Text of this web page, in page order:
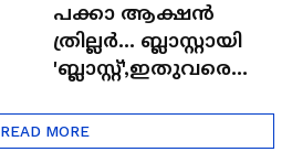
പക്കാ ആക്ഷൻ
ത്രില്ലർ... ബ്ലാസ്റ്റായി
'ബ്ലാസ്റ്റ്',ഇതുവരെയു
റിപ്പോർട്ട് പുറത്ത് |
Blast
READ MORE